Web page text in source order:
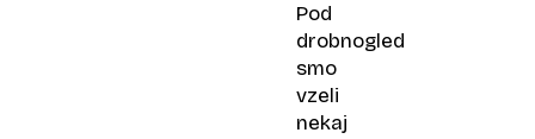
Pod
drobnogled
smo
vzeli
nekaj